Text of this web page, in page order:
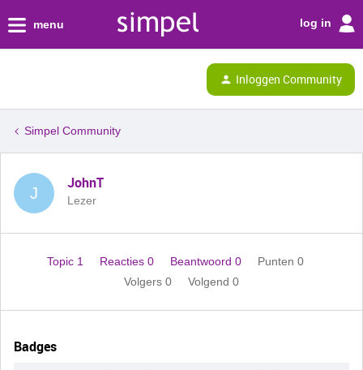
menu log in
Inloggen Community
Simpel Community
J
JohnT
Lezer
Topic 1 Reacties 0 Beantwoord 0
Punten 0
Volgers 0 Volgend 0
Badges